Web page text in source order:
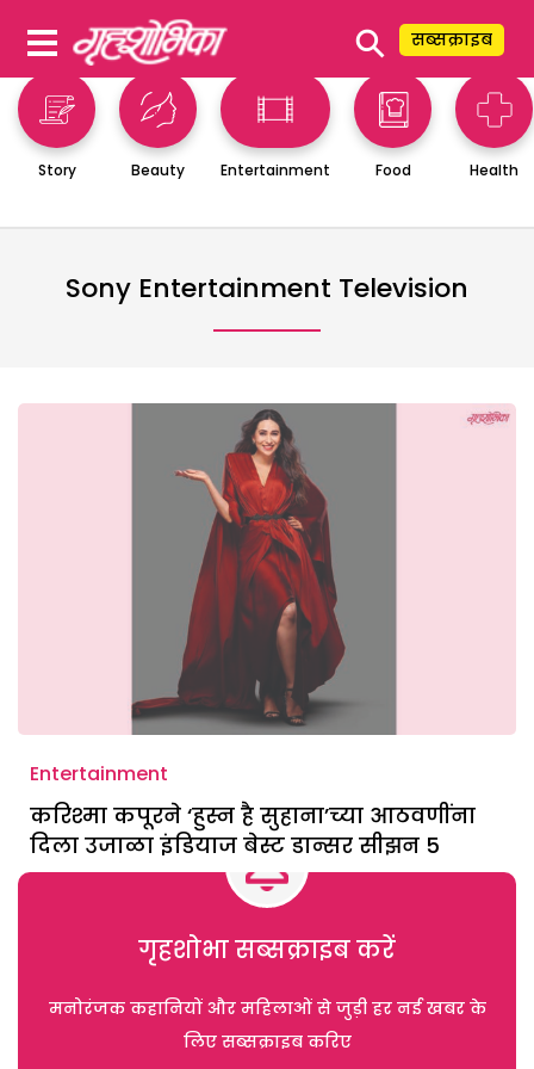
⚲ सब्सक्राइब
Story Beauty Entertainment Food Health
Sony Entertainment Television
Entertainment
करिश्मा कपूरने ‘हुस्न है सुहाना’च्या आठवणींना
दिला उजाळा इंडियाज बेस्ट डान्सर सीझन 5
गृहशोभा सब्सक्राइब करें
मनोरंजक कहानियों और महिलाओं से जुड़ी हर नई खबर के
लिए सब्सक्राइब करिए